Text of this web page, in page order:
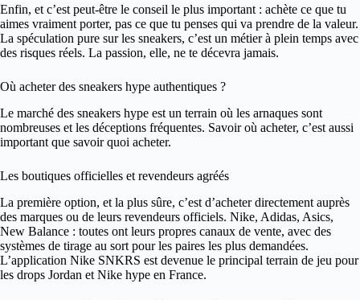
Enfin, et c’est peut-être le conseil le plus important : achète ce que tu
aimes vraiment porter, pas ce que tu penses qui va prendre de la valeur.
La spéculation pure sur les sneakers, c’est un métier à plein temps avec
des risques réels. La passion, elle, ne te décevra jamais.
Où acheter des sneakers hype authentiques ?
Le marché des sneakers hype est un terrain où les arnaques sont
nombreuses et les déceptions fréquentes. Savoir où acheter, c’est aussi
important que savoir quoi acheter.
Les boutiques officielles et revendeurs agréés
La première option, et la plus sûre, c’est d’acheter directement auprès
des marques ou de leurs revendeurs officiels. Nike, Adidas, Asics,
New Balance : toutes ont leurs propres canaux de vente, avec des
systèmes de tirage au sort pour les paires les plus demandées.
L’application Nike SNKRS est devenue le principal terrain de jeu pour
les drops Jordan et Nike hype en France.